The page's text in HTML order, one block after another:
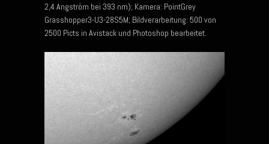
2,4 Angström bei 393 nm); Kamera: PointGrey
Grasshopper3-U3-28S5M; Bildverarbeitung: 500 von
2500 Picts in Avistack und Photoshop bearbeitet.